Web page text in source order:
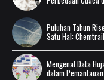
Puluhan Tahun
Satu Hal:
Mengenal Data
dalam